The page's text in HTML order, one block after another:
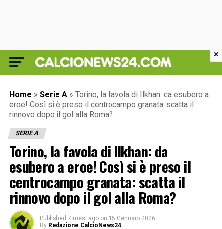
Home » Serie A » Torino, la favola di Ilkhan: da esubero a
eroe! Così si è preso il centrocampo granata: scatta il
rinnovo dopo il gol alla Roma?
SERIE A
Torino, la favola di Ilkhan: da
esubero a eroe! Così si è preso il
centrocampo granata: scatta il
rinnovo dopo il gol alla Roma?
Published 7 mesi ago on 15 Gennaio 2026
By Redazione CalcioNews24
×